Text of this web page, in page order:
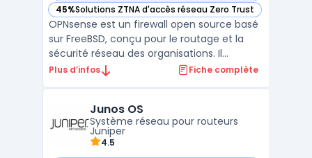
45%Solutions ZTNA d'accès réseau Zero Trust
— voir OPNsense dans cette catégorie
OPNsense est un firewall open source basé
sur FreeBSD, conçu pour le routage et la
sécurité réseau des organisations. Il
propose un pare-feu à états, la gestion des
L’interface Web permet l’administration, les
mis ...
Plus d’infos Fiche complète
Junos OS
Système réseau pour routeurs
Juniper
4.5